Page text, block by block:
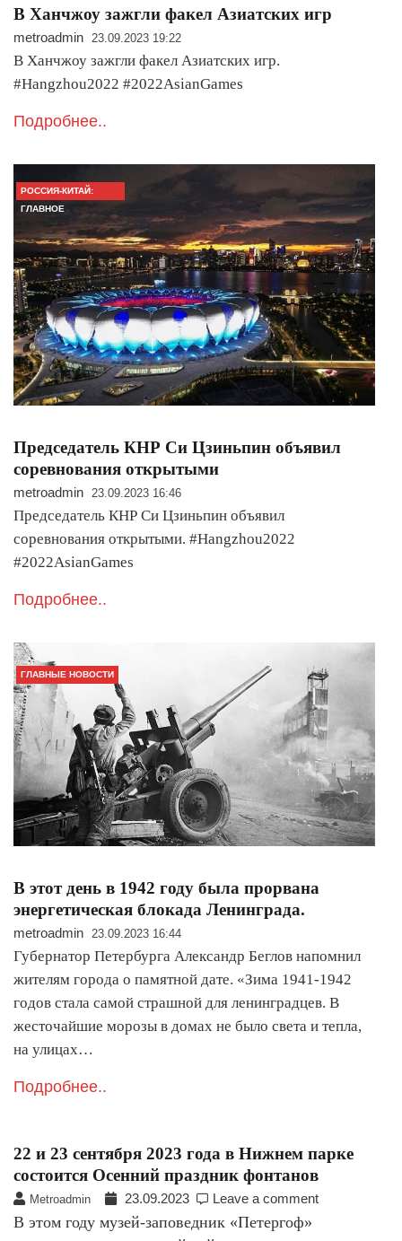
В Ханчжоу зажгли факел Азиатских игр
metroadmin 23.09.2023 19:22
В Ханчжоу зажгли факел Азиатских игр.
#Hangzhou2022 #2022AsianGames
Подробнее..
РОССИЯ-КИТАЙ:
ГЛАВНОЕ
Председатель КНР Си Цзиньпин объявил
соревнования открытыми
metroadmin 23.09.2023 16:46
Председатель КНР Си Цзиньпин объявил
соревнования открытыми. #Hangzhou2022
#2022AsianGames
Подробнее..
ГЛАВНЫЕ НОВОСТИ
В этот день в 1942 году была прорвана
энергетическая блокада Ленинграда.
metroadmin 23.09.2023 16:44
Губернатор Петербурга Александр Беглов напомнил
жителям города о памятной дате. «Зима 1941-1942
годов стала самой страшной для ленинградцев. В
жесточайшие морозы в домах не было света и тепла,
на улицах…
Подробнее..
22 и 23 сентября 2023 года в Нижнем парке
состоится Осенний праздник фонтанов
Metroadmin 23.09.2023 Leave a comment
В этом году музей-заповедник «Петергоф»